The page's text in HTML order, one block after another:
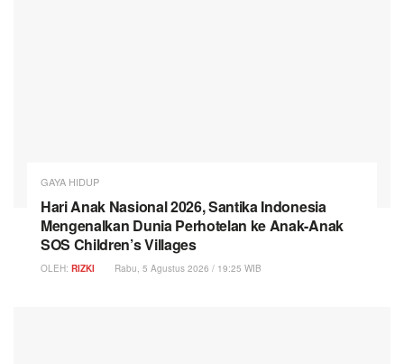
GAYA HIDUP
Hari Anak Nasional 2026, Santika Indonesia
Mengenalkan Dunia Perhotelan ke Anak-Anak
SOS Children’s Villages
OLEH: RIZKI Rabu, 5 Agustus 2026 / 19:25 WIB